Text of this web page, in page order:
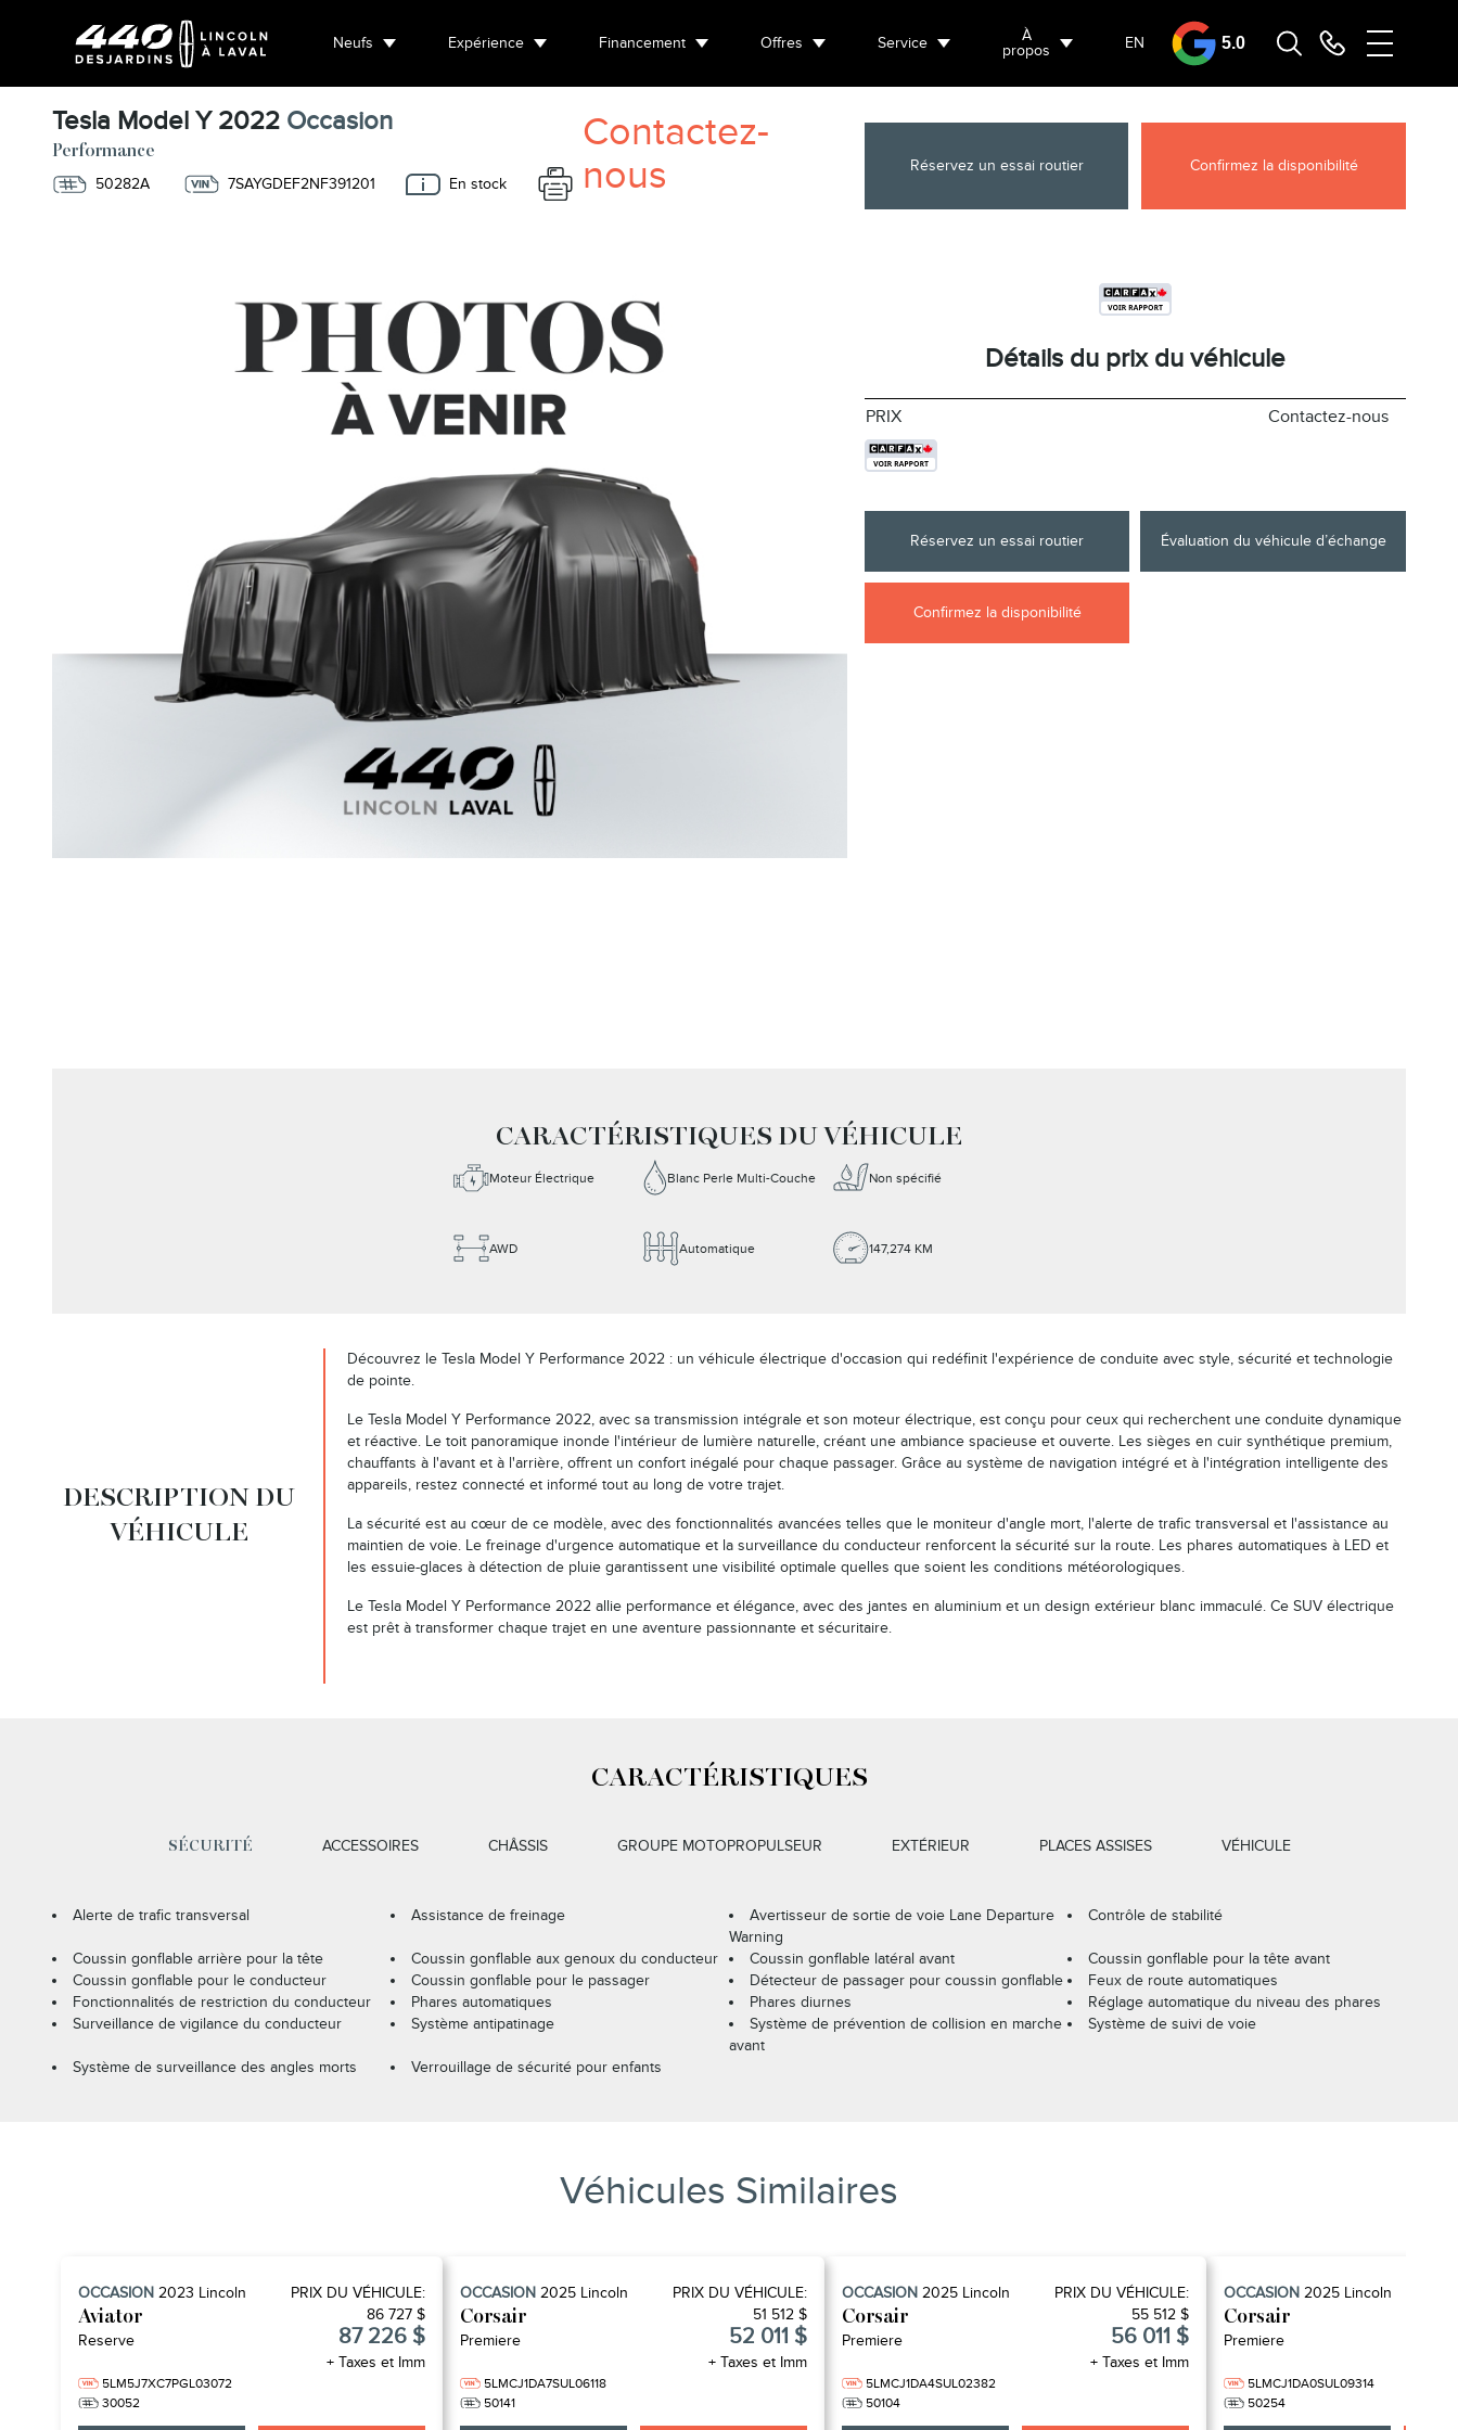
Neufs Expérience Financement Offres Service
À
propos
EN 5.0
Tesla Model Y 2022 Occasion
Performance
50282A 7SAYGDEF2NF391201 En stock
Contactez-
nous
Réservez un essai routier Confirmez la disponibilité
Détails du prix du véhicule
PRIX Contactez-nous
Réservez un essai routier Évaluation du véhicule d’échange
Confirmez la disponibilité
CARACTÉRISTIQUES DU VÉHICULE
Moteur Électrique Blanc Perle Multi-Couche Non spécifié
AWD Automatique 147,274 KM
DESCRIPTION DU
VÉHICULE
Découvrez le Tesla Model Y Performance 2022 : un véhicule électrique d'occasion qui redéfinit l'expérience de conduite avec style, sécurité et technologie
de pointe.
Le Tesla Model Y Performance 2022, avec sa transmission intégrale et son moteur électrique, est conçu pour ceux qui recherchent une conduite dynamique
et réactive. Le toit panoramique inonde l'intérieur de lumière naturelle, créant une ambiance spacieuse et ouverte. Les sièges en cuir synthétique premium,
chauffants à l'avant et à l'arrière, offrent un confort inégalé pour chaque passager. Grâce au système de navigation intégré et à l'intégration intelligente des
appareils, restez connecté et informé tout au long de votre trajet.
La sécurité est au cœur de ce modèle, avec des fonctionnalités avancées telles que le moniteur d'angle mort, l'alerte de trafic transversal et l'assistance au
maintien de voie. Le freinage d'urgence automatique et la surveillance du conducteur renforcent la sécurité sur la route. Les phares automatiques à LED et
les essuie-glaces à détection de pluie garantissent une visibilité optimale quelles que soient les conditions météorologiques.
Le Tesla Model Y Performance 2022 allie performance et élégance, avec des jantes en aluminium et un design extérieur blanc immaculé. Ce SUV électrique
est prêt à transformer chaque trajet en une aventure passionnante et sécuritaire.
CARACTÉRISTIQUES
SÉCURITÉ ACCESSOIRES CHÂSSIS GROUPE MOTOPROPULSEUR EXTÉRIEUR PLACES ASSISES VÉHICULE
Alerte de trafic transversal Assistance de freinage
Avertisseur de sortie de voie Lane Departure
Warning
Contrôle de stabilité
Coussin gonflable arrière pour la tête Coussin gonflable aux genoux du conducteur Coussin gonflable latéral avant
Coussin gonflable pour la tête avant
Coussin gonflable pour le conducteur
Coussin gonflable pour le passager Détecteur de passager pour coussin gonflable
Feux de route automatiques
Fonctionnalités de restriction du conducteur
Phares automatiques Phares diurnes
Réglage automatique du niveau des phares
Surveillance de vigilance du conducteur
Système antipatinage
Système de prévention de collision en marche
avant
Système de suivi de voie
Système de surveillance des angles morts Verrouillage de sécurité pour enfants
Véhicules Similaires
OCCASION 2023 Lincoln
Aviator
Reserve
5LM5J7XC7PGL03072
30052
PRIX ​​DU VÉHICULE:
86 727 $
87 226 $
+ Taxes et Imm
OCCASION 2025 Lincoln
Corsair
Premiere
5LMCJ1DA7SUL06118
50141
PRIX ​​DU VÉHICULE:
51 512 $
52 011 $
+ Taxes et Imm
OCCASION 2025 Lincoln
Corsair
Premiere
5LMCJ1DA4SUL02382
50104
PRIX ​​DU VÉHICULE:
55 512 $
56 011 $
+ Taxes et Imm
OCCASION 2025 Lincoln
Corsair
Premiere
5LMCJ1DA0SUL09314
50254